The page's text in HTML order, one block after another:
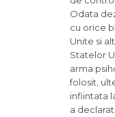
Odata
cu orice
Unite si
Statelor
arma
folosit,
infiintata
a